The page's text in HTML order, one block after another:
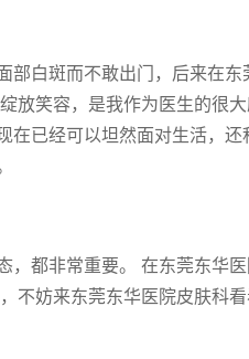
白斑而不敢出门，后来在
放笑容，是我作为医生的很
在已经可以坦然面对生活，
，都非常重要。 在东莞东华
不妨来东莞东华医院皮肤科